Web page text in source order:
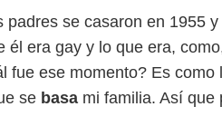
padres se casaron en 1955
él era gay y lo que era,
fue ese momento? Es
se basa mi familia. Así que